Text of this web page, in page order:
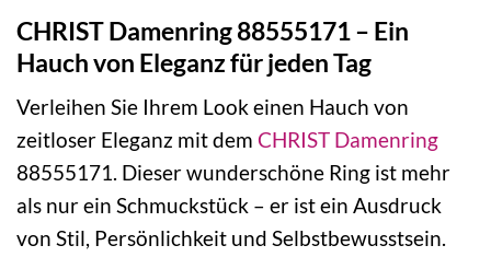
CHRIST Damenring 88555171 – Ein
Hauch von Eleganz für jeden Tag
Verleihen Sie Ihrem Look einen Hauch von
zeitloser Eleganz mit dem CHRIST Damenring
88555171. Dieser wunderschöne Ring ist mehr
als nur ein Schmuckstück – er ist ein Ausdruck
von Stil, Persönlichkeit und Selbstbewusstsein.